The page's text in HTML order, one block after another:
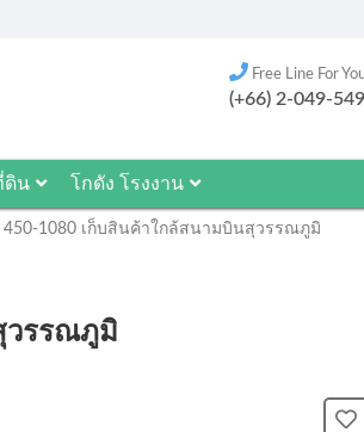
Free Line For
(+66) 2-049-
ดิน โกดัง โรงงาน
450-1080 เก็บสินค้าใกล้สนามบินสุวรรณภูมิ
วรรณภูมิ